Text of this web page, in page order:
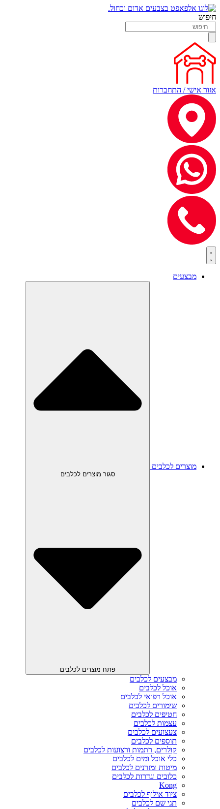
חיפוש
אזור אישי / התחברות
מבצעים
מוצרים לכלבים
סגור מוצרים לכלבים
פתח מוצרים לכלבים
מבצעים לכלבים
אוכל לכלבים
אוכל רפואי לכלבים
שימורים לכלבים
חטיפים לכלבים
עצמות לכלבים
צעצועים לכלבים
תוספים לכלבים
קולרים, רתמות ורצועות לכלבים
כלי אוכל ומים לכלבים
מיטות ומזרנים לכלבים
כלובים וגדרות לכלבים
Kong
ציוד אילוף לכלבים
תגי שם לכלבים